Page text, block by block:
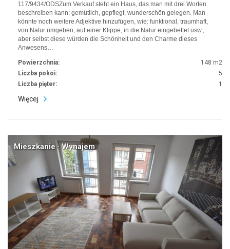
117/9434/ODSZum Verkauf steht ein Haus, das man mit drei Worten
beschreiben kann: gemütlich, gepflegt, wunderschön gelegen. Man
könnte noch weitere Adjektive hinzufügen, wie: funktional, traumhaft,
von Natur umgeben, auf einer Klippe, in die Natur eingebettet usw.,
aber selbst diese würden die Schönheit und den Charme dieses
Anwesens…
Powierzchnia:
148 m2
Liczba pokoi:
5
Liczba pięter:
1
Więcej
Mieszkanie · Wynajem